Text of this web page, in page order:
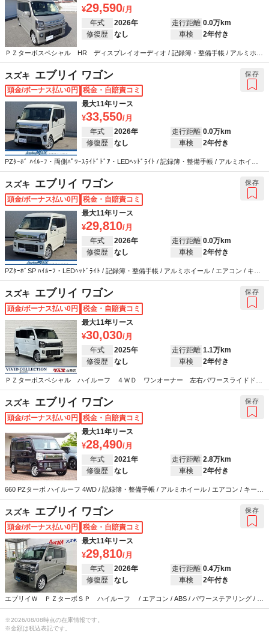
29,590
年式 2026年 走行距離 0.0万km
修復歴
なし 車検 2年付き
ＰＺターボスペシャル HR ディスプレイオーディオ / 記録簿・整備手帳 / アルミホイ
ール / エアコン / キーレス / ABS / エアバッグ / パワーステアリング / パワーウインドウ
スズキ エブリイ ワゴン
頭金/ボーナス払い0円
税金・自賠責コミ
最大11年リース
33,550
年式 2026年 走行距離 0.0万km
修復歴
なし 車検 2年付き
PZﾀｰﾎﾞ ﾊｲﾙｰﾌ・両側ﾊﾟﾜｰｽﾗｲﾄﾞﾄﾞｱ・LEDﾍｯﾄﾞﾗｲﾄ / 記録簿・整備手帳 / アルミホイー
ル / エアコン / キーレス / ABS / エアバッグ / パワーステアリング / パワーウインドウ
保存
スズキ エブリイ ワゴン
頭金/ボーナス払い0円
税金・自賠責コミ
最大11年リース
29,810
年式 2026年 走行距離 0.0万km
修復歴
なし 車検 2年付き
PZﾀｰﾎﾞSP ﾊｲﾙｰﾌ・LEDﾍｯﾄﾞﾗｲﾄ / 記録簿・整備手帳 / アルミホイール / エアコン / キー
レス / ABS / エアバッグ / パワーステアリング / パワーウインドウ
保存
スズキ エブリイ ワゴン
頭金/ボーナス払い0円
税金・自賠責コミ
最大11年リース
30,030
年式 2025年 走行距離 1.1万km
修復歴
なし 車検 2年付き
ＰＺターボスペシャル ハイルーフ ４ＷＤ ワンオーナー 左右パワースライドドア
/ 記録簿・整備手帳 / アルミホイール / エアコン / キーレス / ABS / エアバッグ / パワー
ステアリング / パワーウインドウ
保存
スズキ エブリイ ワゴン
頭金/ボーナス払い0円
税金・自賠責コミ
最大11年リース
28,490
年式 2021年 走行距離 2.8万km
修復歴
なし 車検 2年付き
660 PZターボ ハイルーフ 4WD / 記録簿・整備手帳 / アルミホイール / エアコン / キーレ
ス / カーナビ / テレビ / ABS / エアバッグ / パワーステアリング / パワーウインドウ
保存
スズキ エブリイ ワゴン
頭金/ボーナス払い0円
税金・自賠責コミ
最大11年リース
29,810
年式 2026年 走行距離 0.4万km
修復歴
なし 車検 2年付き
エブリイＷ ＰＺターボＳＰ ハイルーフ / エアコン / ABS / パワーステアリング / パ
ワーウインドウ
保存
※2026/08/08時点の在庫情報です。
※金額は税込表記です。